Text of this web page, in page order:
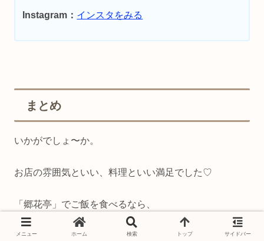
Instagram： インスタをみる
まとめ
いかがでしょ〜か。
お店の雰囲気といい、料理といい満足でした♡
「郷花亭」でご飯を食べるなら、
週末は オープン前 平日に行くといい ですよっ！
メニュー ホーム 検索 トップ サイドバー